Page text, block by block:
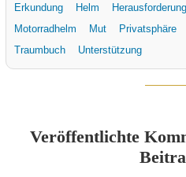
Erkundung
Helm
Motorradhelm
Mut Privatsphäre
Traumbuch
Unterstützung
Veröffentlichte